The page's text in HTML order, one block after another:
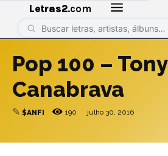
Letras2.com
Pop 100 – Tony
Canabrava
✎ $ANFI 190 julho 30, 2016